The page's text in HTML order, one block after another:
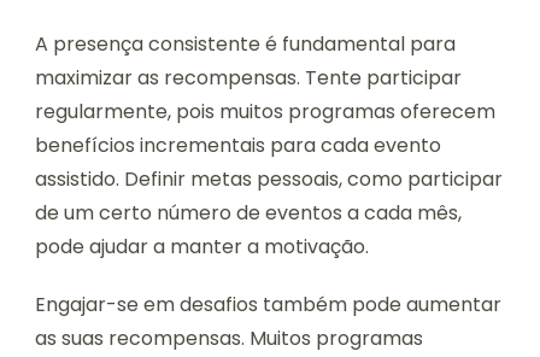
A presença consistente é fundamental para
maximizar as recompensas. Tente participar
regularmente, pois muitos programas oferecem
benefícios incrementais para cada evento
assistido. Definir metas pessoais, como participar
de um certo número de eventos a cada mês,
pode ajudar a manter a motivação.
Engajar-se em desafios também pode aumentar
as suas recompensas. Muitos programas